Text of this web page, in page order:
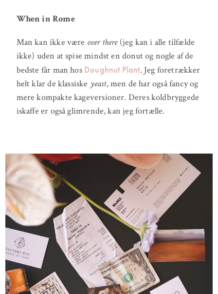
When in Rome
Man kan ikke være over there (jeg kan i alle tilfælde
ikke) uden at spise mindst en donut og nogle af de
bedste får man hos Doughnut Plant. Jeg foretrækker
helt klar de klassiske yeast, men de har også fancy og
mere kompakte kageversioner. Deres koldbryggede
iskaffe er også glimrende, kan jeg fortælle.